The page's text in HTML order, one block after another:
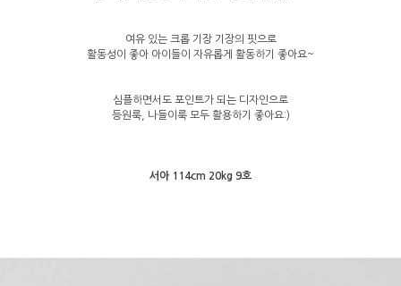
여유 있는 크롭 기장 기장의 핏으로
활동성이 좋아 아이들이 자유롭게 활동하기 좋아요~
심플하면서도 포인트가 되는 디자인으로
등원룩, 나들이룩 모두 활용하기 좋아요:)
서아 114cm 20kg 9호